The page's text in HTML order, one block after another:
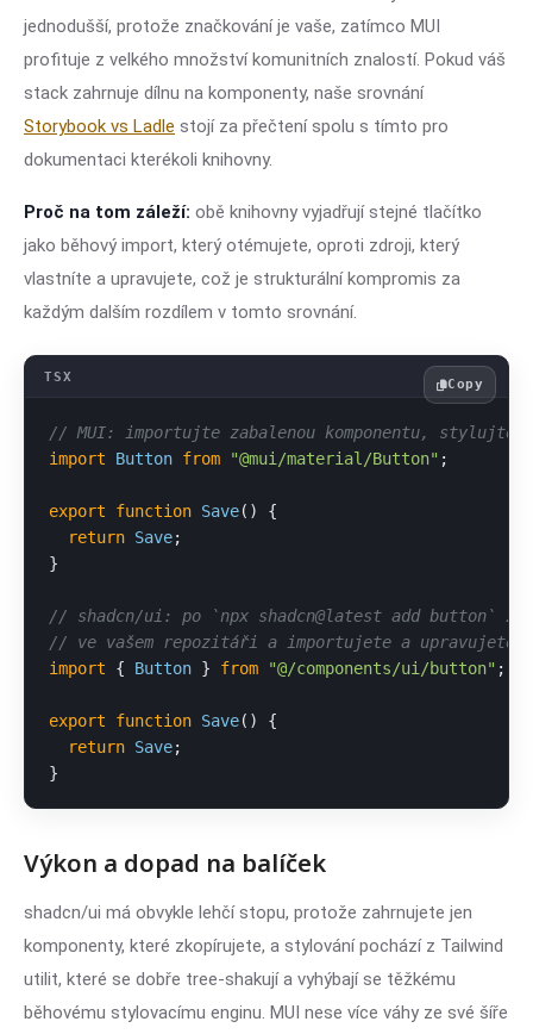
jednodušší, protože značkování je vaše, zatímco MUI
profituje z velkého množství komunitních znalostí. Pokud váš
stack zahrnuje dílnu na komponenty, naše srovnání
Storybook vs Ladle stojí za přečtení spolu s tímto pro
dokumentaci kterékoli knihovny.
Proč na tom záleží: obě knihovny vyjadřují stejné tlačítko
jako běhový import, který otémujete, oproti zdroji, který
vlastníte a upravujete, což je strukturální kompromis za
každým dalším rozdílem v tomto srovnání.
// MUI: importujte zabalenou komponentu, stylujte
import
Button from "@mui/material/Button" ;
export function Save( ) {
return Save;
}
// shadcn/ui: po `npx shadcn@latest add button`
// ve vašem repozitáři a importujete a upravujete
import { Button } from "@/components/ui/button" ;
export function Save( ) {
return Save;
}
Copy
Výkon a dopad na balíček
shadcn/ui má obvykle lehčí stopu, protože zahrnujete jen
komponenty, které zkopírujete, a stylování pochází z Tailwind
utilit, které se dobře tree-shakují a vyhýbají se těžkému
běhovému stylovacímu enginu. MUI nese více váhy ze své šíře